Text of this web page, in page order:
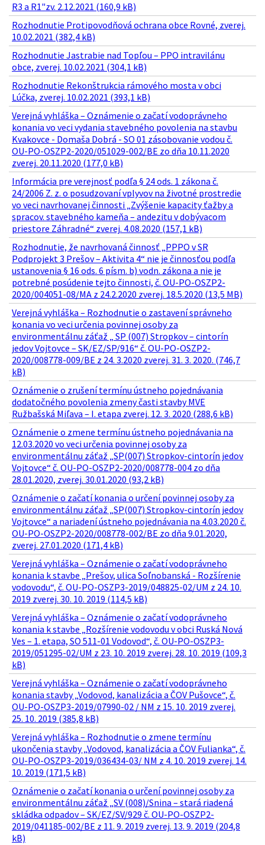
R3 a R1"zv. 2.12.2021 (160,9 kB)
Rozhodnutie Protipovodňová ochrana obce Rovné, zverej.
10.02.2021 (382,4 kB)
Rozhodnutie Jastrabie nad Topľou – PPO intravilánu
obce, zverej. 10.02.2021 (304,1 kB)
Rozhodnutie Rekonštrukcia rámového mosta v obci
Lúčka, zverej. 10.02.2021 (393,1 kB)
Verejná vyhláška – Oznámenie o začatí vodoprávneho
konania vo veci vydania stavebného povolenia na stavbu
Kvakovce - Domaša Dobrá - SO 01 zásobovanie vodou č.
OU-PO-OSZP2-2020/051029-002/BE zo dňa 10.11.2020
zverej. 20.11.2020 (177,0 kB)
Informácia pre verejnosť podľa § 24 ods. 1 zákona č.
24/2006 Z. z. o posudzovaní vplyvov na životné prostredie
vo veci navrhovanej činnosti „Zvýšenie kapacity ťažby a
spracov. stavebného kameňa – andezitu v dobývacom
priestore Záhradné“ zverej. 4.08.2020 (157,1 kB)
Rozhodnutie, že navrhovaná činnosť „PPPO v SR
Podprojekt 3 Prešov – Aktivita 4“ nie je činnosťou podľa
ustanovenia § 16 ods. 6 písm. b) vodn. zákona a nie je
potrebné posúdenie tejto činnosti, č. OU-PO-OSZP2-
2020/004051-08/MA z 24.2.2020 zverej. 18.5.2020 (13,5 MB)
Verejná vyhláška – Rozhodnutie o zastavení správneho
konania vo veci určenia povinnej osoby za
environmentálnu záťaž „ SP (007) Stropkov – cintorín
jedov Vojtovce – SK/EZ/SP/916“ č. OU-PO-OSZP2-
2020/008778-009/BE z 24. 3.2020 zverej. 31. 3. 2020. (746,7
kB)
Oznámenie o zrušení termínu ústneho pojednávania
dodatočného povolenia zmeny časti stavby MVE
Ružbašská Miľava – I. etapa zverej. 12. 3. 2020 (288,6 kB)
Oznámenie o zmene termínu ústneho pojednávania na
12.03.2020 vo veci určenia povinnej osoby za
environmentálnu záťaž „SP(007) Stropkov-cintorín jedov
Vojtovce“ č. OU-PO-OSZP2-2020/008778-004 zo dňa
28.01.2020, zverej. 30.01.2020 (93,2 kB)
Oznámenie o začatí konania o určení povinnej osoby za
environmentálnu záťaž „SP(007) Stropkov-cintorín jedov
Vojtovce“ a nariadení ústneho pojednávania na 4.03.2020 č.
OU-PO-OSZP2-2020/008778-002/BE zo dňa 9.01.2020,
zverej. 27.01.2020 (171,4 kB)
Verejná vyhláška – Oznámenie o začatí vodoprávneho
konania k stavbe „Prešov, ulica Soľnobanská - Rozšírenie
vodovodu“, č. OU-PO-OSZP3-2019/048825-02/UM z 24. 10.
2019 zverej. 30. 10. 2019 (114,5 kB)
Verejná vyhláška – Oznámenie o začatí vodoprávneho
konania k stavbe „Rozšírenie vodovodu v obci Ruská Nová
Ves – 1. etapa, SO 511-01 Vodovod“, č. OU-PO-OSZP3-
2019/051295-02/UM z 23. 10. 2019 zverej. 28. 10. 2019 (109,3
kB)
Verejná vyhláška – Oznámenie o začatí vodoprávneho
konania stavby „Vodovod, kanalizácia a ČOV Pušovce“, č.
OU-PO-OSZP3-2019/07990-02 / NM z 15. 10. 2019 zverej.
25. 10. 2019 (385,8 kB)
Verejná vyhláška – Rozhodnutie o zmene termínu
ukončenia stavby „Vodovod, kanalizácia a ČOV Fulianka“, č.
OU-PO-OSZP3-2019/036434-03/ NM z 4. 10. 2019 zverej. 14.
10. 2019 (171,5 kB)
Oznámenie o začatí konania o určení povinnej osoby za
environmentálnu záťaž „SV (008)/Snina – stará riadená
skládka odpadov – SK/EZ/SV/929 č. OU-PO-OSZP2-
2019/041185-002/BE z 11. 9. 2019 zverej. 13. 9. 2019 (204,8
kB)